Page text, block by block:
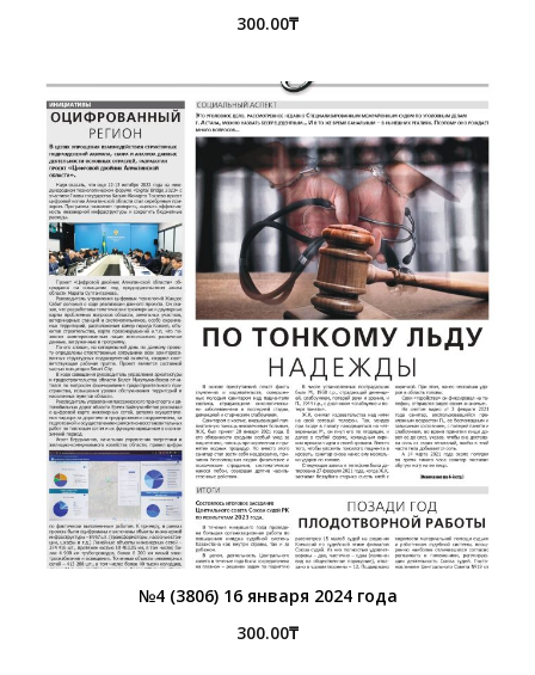
300.00₸
№4 (3806) 16 января 2024 года
300.00₸